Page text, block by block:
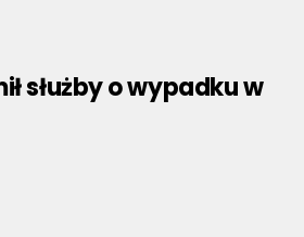
służby o wypadku w